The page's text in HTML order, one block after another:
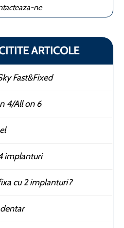
ne
ARTICOLE
Fast&Fixed
4/All on 6
implanturi
cu 2 implanturi?